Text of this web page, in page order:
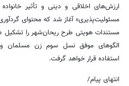
ارزش‌های اخلاقی و دینی و تأثیر
مسئولیت‌پذیری» آغاز شد که محتوای
مستندات هویتی طرح ریحان‌شهر را تشکیل
الگوهای موفق نسل سوم زن مسلمان
استفاده قرار خواهد گرفت.
انتهای پیام/